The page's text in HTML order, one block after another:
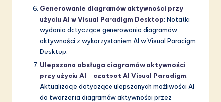
Generowanie diagramów aktywności przy
użyciu AI w Visual Paradigm Desktop: Notatki
wydania dotyczące generowania diagramów
aktywności z wykorzystaniem AI w Visual Paradigm
Desktop.
Ulepszona obsługa diagramów aktywności
przy użyciu AI – czatbot AI Visual Paradigm:
Aktualizacje dotyczące ulepszonych możliwości AI
do tworzenia diagramów aktywności przez